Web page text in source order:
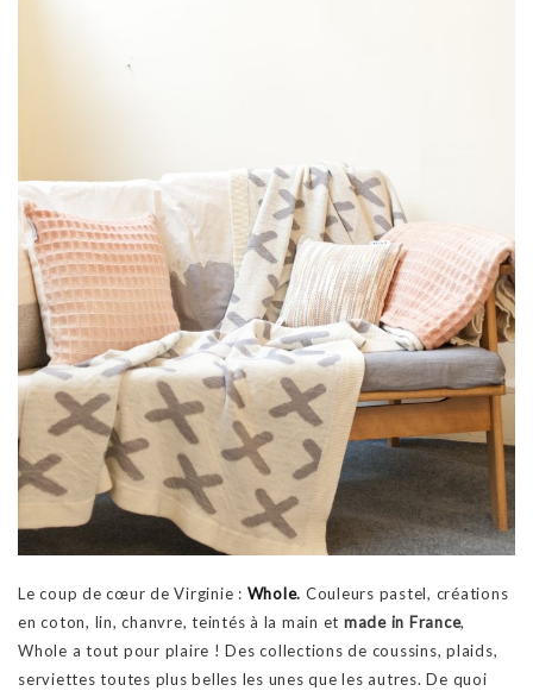
Le coup de cœur de Virginie : Whole. Couleurs pastel, créations
en coton, lin, chanvre, teintés à la main et made in France,
Whole a tout pour plaire ! Des collections de coussins, plaids,
serviettes toutes plus belles les unes que les autres. De quoi